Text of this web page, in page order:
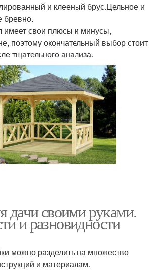
и клееный брус.Цельное и
бревно.
имеет свои плюсы и минусы,
поэтому окончательный выбор стоит
тщательного анализа.
дачи своими руками.
и разновидности
можно разделить на множество
и материалам.